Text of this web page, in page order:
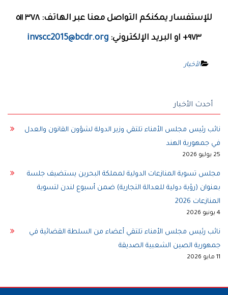
للإستفسار يمكنكم التواصل معنا عبر الهاتف: ٣٧٨ ٥١١
٩٧٣+ او البريد الإلكتروني: invscc2015@bcdr.org
الأخبار
أحدث الأخبار
نائب رئيس مجلس الأمناء تلتقي وزير الدولة لشؤون القانون والعدل
في جمهورية الهند
25 يوليو 2026
مجلس تسوية المنازعات الدولية لمملكة البحرين يستضيف جلسة
بعنوان (رؤية دولية للعدالة التجارية) ضمن أسبوع لندن لتسوية
المنازعات 2026
4 يونيو 2026
نائب رئيس مجلس الأمناء تلتقي أعضاء من السلطة القضائية في
جمهورية الصين الشعبية الصديقة
11 مايو 2026